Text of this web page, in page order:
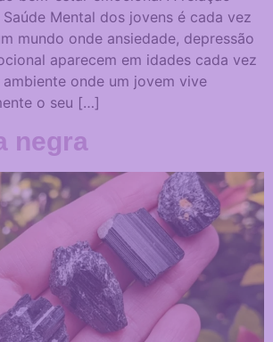
Saúde Mental dos jovens é cada vez
mundo onde ansiedade, depressão
aparecem em idades cada vez
onde um jovem vive
o seu […]
negra